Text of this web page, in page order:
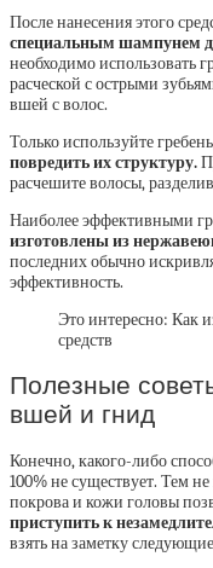
После нанесения этого
специальным шампунем
необходимо использовать
расческой с острыми
вшей с волос.
Только используйте
повредить их структуру.
расчешите волосы,
Наиболее эффективными
изготовлены из
последних обычно
эффективность.
Это интересно: Как
средств
Полезные
вшей и гнид
Конечно, какого-либо
100% не существует. Тем
покрова и кожи головы
приступить к
взять на заметку